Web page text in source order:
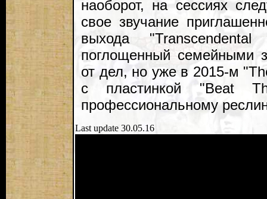
наоборот, на сессиях
свое звучание
выхода
поглощенный семейными
от дел, но уже в 2015-м
с пластинкой "Beat
профессиональному
Last update 30.05.16